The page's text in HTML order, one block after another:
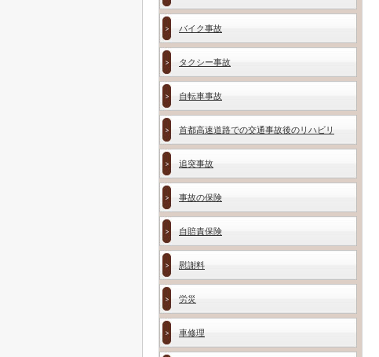
バイク事故
タクシー事故
自転車事故
首都高速道路での交通事故後のリハビリ
追突事故
事故の保険
自賠責保険
慰謝料
労災
車修理